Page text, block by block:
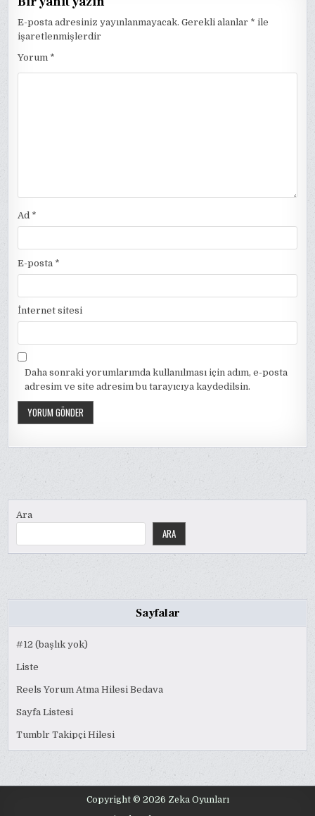
E-posta adresiniz yayınlanmayacak. Gerekli alanlar * ile
işaretlenmişlerdir
Yorum *
Ad *
E-posta *
İnternet sitesi
Daha sonraki yorumlarımda kullanılması için adım, e-posta
adresim ve site adresim bu tarayıcıya kaydedilsin.
Ara
ARA
Sayfalar
#12 (başlık yok)
Liste
Reels Yorum Atma Hilesi Bedava
Sayfa Listesi
Tumblr Takipçi Hilesi
Copyright © 2026 Zeka Oyunları